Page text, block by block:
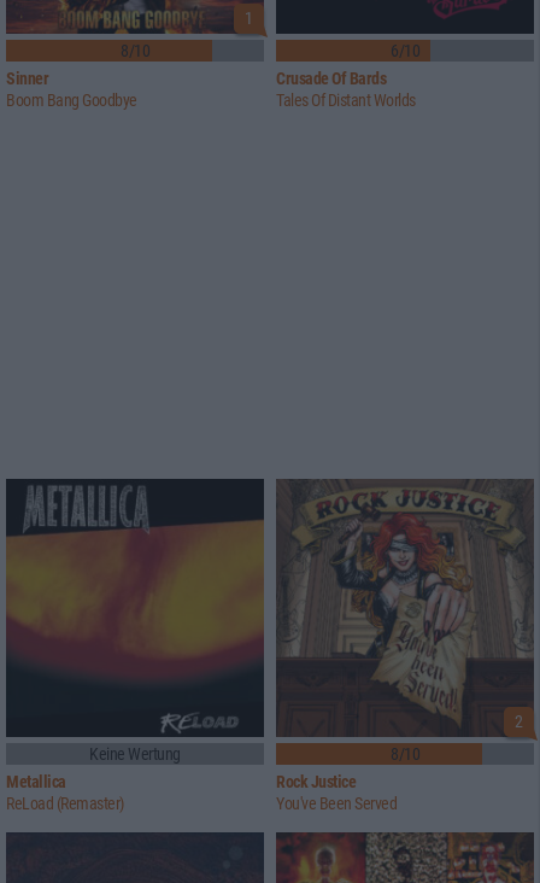
1
8/10
Sinner
Boom Bang Goodbye
6/10
Crusade Of Bards
Tales Of Distant Worlds
Keine Wertung
Metallica
ReLoad (Remaster)
2
8/10
Rock Justice
You've Been Served